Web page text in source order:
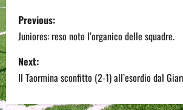
P
o
s
t
Previous:
Juniores: reso noto l’organico delle squadre.
Next:
Il Taormina sconfitto (2-1) all’esordio dal